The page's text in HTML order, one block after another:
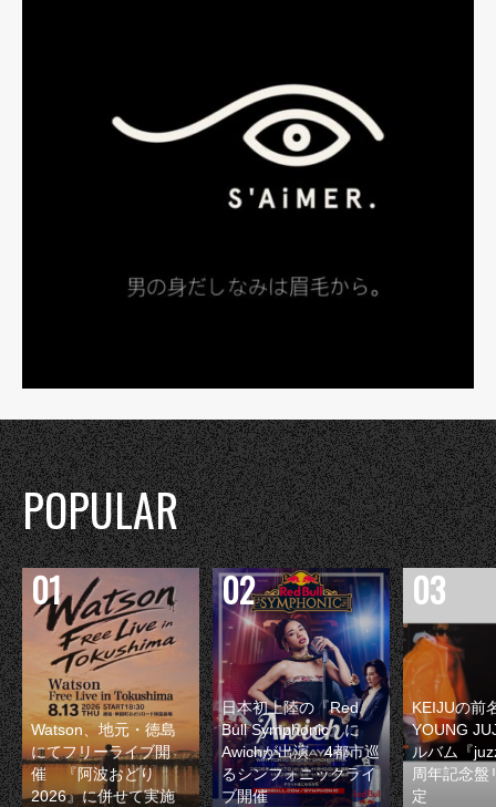
POPULAR
Watson、地元・徳島
にてフリーライブ開
催 『阿波おどり
2026』に併せて実施
日本初上陸の『Red
Bull Symphonic』に
Awichが出演 4都市巡
るシンフォニックライ
ブ開催
KEIJUの前
YOUNG
ルバム『
周年記念盤
定